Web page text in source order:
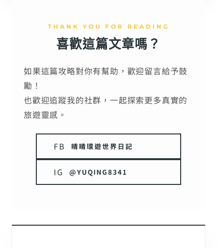
THANK YOU FOR READING
喜歡這篇文章嗎？
如果這篇攻略對你有幫助，歡迎留言給予鼓
勵！
也歡迎追蹤我的社群，一起探索更多真實的
旅遊靈感。
FB 晴晴環遊世界日記
IG @YUQING8341